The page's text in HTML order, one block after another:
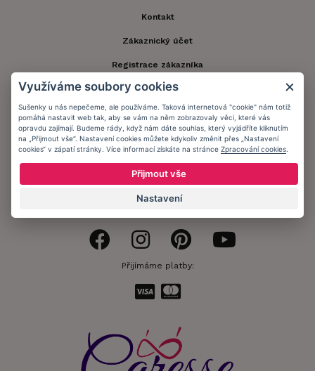
Kontakt
Zákaznický účet
Registrace zákazníka
Doprava a platba
Obchodní podmínky
Ochrana osobních údajů
Zůstaňte s námi v kontaktu.
Přijímáme platby:
Využíváme soubory cookies
Sušenky u nás nepečeme, ale používáme. Taková internetová "cookie" nám totiž
pomáhá nastavit web tak, aby se vám na něm zobrazovaly věci, které vás
opravdu zajímají. Budeme rády, když nám dáte souhlas, který vyjádříte kliknutím
na „Přijmout vše“. Nastavení cookies můžete kdykoliv změnit přes „Nastavení
cookies“ v zápatí stránky. Více informací získáte na stránce Zpracování cookies
Přijmout vše
Nastavení